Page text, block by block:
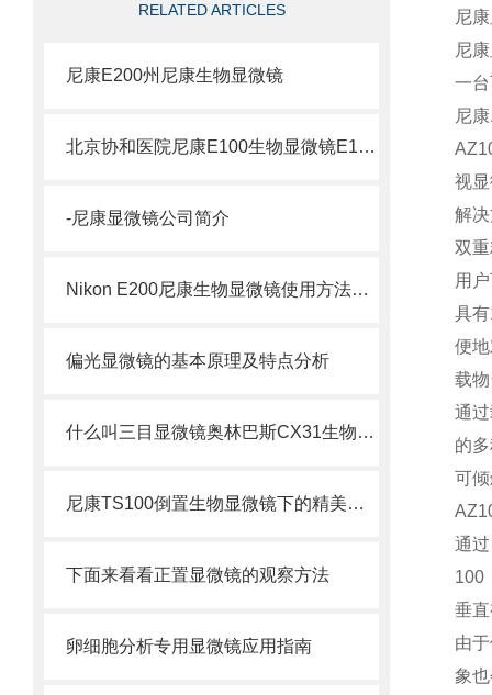
RELATED ARTICLES
尼康E200州尼康生物显微镜
北京协和医院尼康E100生物显微镜E100尼康教学显微镜
-尼康显微镜公司简介
Nikon E200尼康生物显微镜使用方法及用途
偏光显微镜的基本原理及特点分析
什么叫三目显微镜奥林巴斯CX31生物显微镜CX31
尼康TS100倒置生物显微镜下的精美图片-显微镜下的世界
下面来看看正置显微镜的观察方法
卵细胞分析专用显微镜应用指南
尼
尼
一
尼
视
解
双
用
具
便
载
通
的
可
通
100
垂
由
象